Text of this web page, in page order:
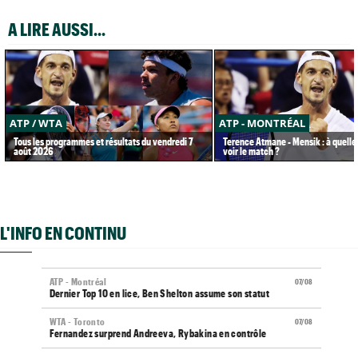
A LIRE AUSSI...
ATP / WTA
Tous les programmes et résultats du vendredi 7
août 2026
ATP - MONTRÉAL
Terence Atmane - Mensik : à
voir le match ?
L'INFO EN CONTINU
07/08
ATP - Montréal
Dernier Top 10 en lice, Ben Shelton assume son statut
07/08
WTA - Toronto
Fernandez surprend Andreeva, Rybakina en contrôle